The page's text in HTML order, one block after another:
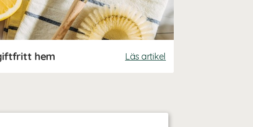
hem Läs artikel